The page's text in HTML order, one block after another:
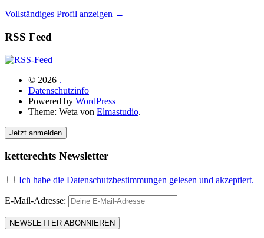
Vollständiges Profil anzeigen →
RSS Feed
© 2026 .
Datenschutzinfo
Powered by WordPress
Theme: Weta von Elmastudio.
Jetzt anmelden
ketterechts Newsletter
Ich habe die Datenschutzbestimmungen gelesen und akzeptiert.
E-Mail-Adresse: